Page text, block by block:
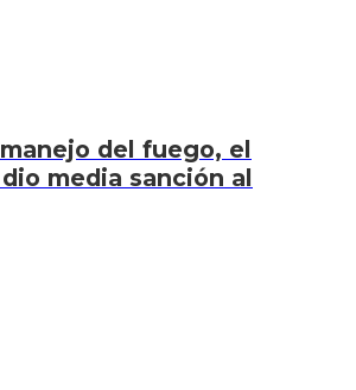
del fuego, el
media sanción al